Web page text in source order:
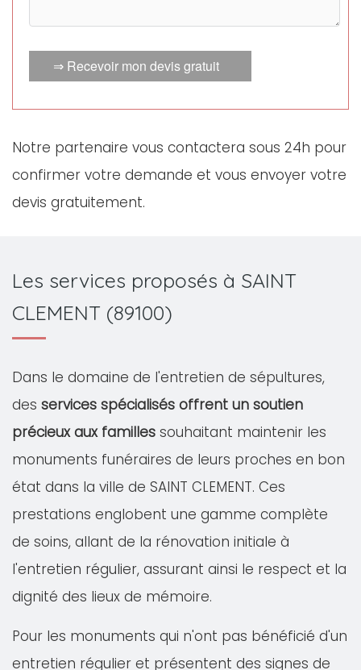
⇒ Recevoir mon devis gratuit
Notre partenaire vous contactera sous 24h pour
confirmer votre demande et vous envoyer votre
devis gratuitement.
Les services proposés à SAINT
CLEMENT (89100)
Dans le domaine de l'entretien de sépultures,
des services spécialisés offrent un soutien
précieux aux familles souhaitant maintenir les
monuments funéraires de leurs proches en bon
état dans la ville de SAINT CLEMENT. Ces
prestations englobent une gamme complète
de soins, allant de la rénovation initiale à
l'entretien régulier, assurant ainsi le respect et la
dignité des lieux de mémoire.
Pour les monuments qui n'ont pas bénéficié d'un
entretien régulier et présentent des signes de